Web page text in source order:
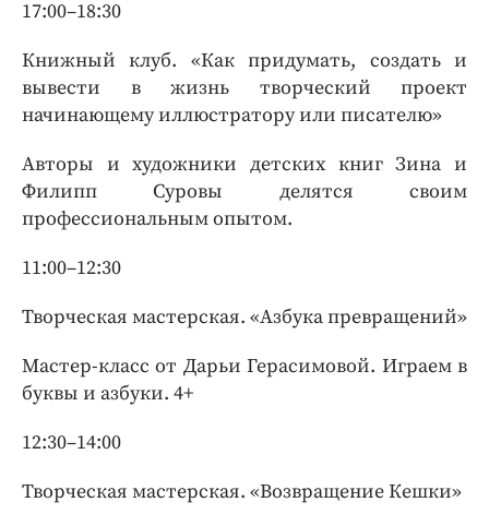
17:00–18:30
Книжный клуб. «Как придумать, создать и
вывести в жизнь творческий проект
начинающему иллюстратору или писателю»
Авторы и художники детских книг Зина и
Филипп Суровы делятся своим
профессиональным опытом.
11:00–12:30
Творческая мастерская. «Азбука превращений»
Мастер-класс от Дарьи Герасимовой. Играем в
буквы и азбуки. 4+
12:30–14:00
Творческая мастерская. «Возвращение Кешки»